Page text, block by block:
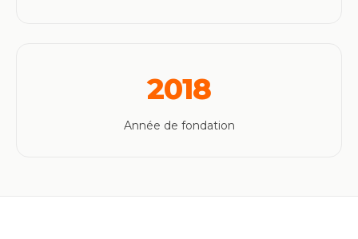
2018
Année de fondation